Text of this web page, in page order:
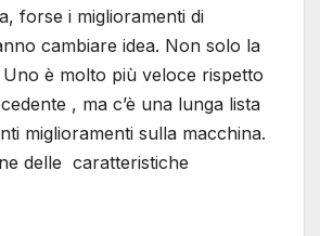
forse i miglioramenti di
cambiare idea. Non solo la
Uno è molto più veloce rispetto
, ma c’è una lunga lista
miglioramenti sulla macchina.
delle caratteristiche